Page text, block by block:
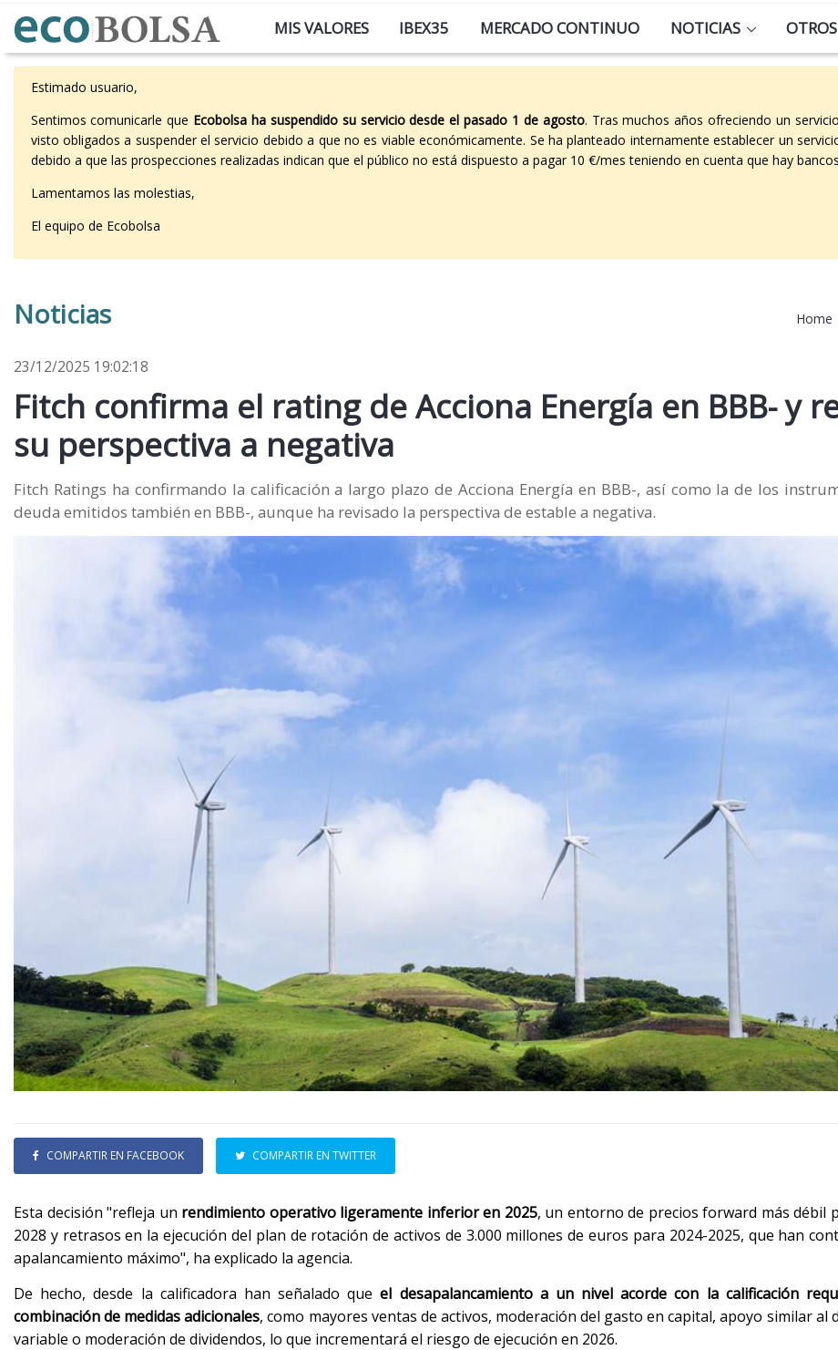
MIS VALORES IBEX35 MERCADO CONTINUO NOTICIAS OTROS
Estimado usuario,
Sentimos comunicarle que Ecobolsa ha suspendido su servicio desde el pasado 1 de agosto. Tras muchos años ofreciendo un
visto obligados a suspender el servicio debido a que no es viable económicamente. Se ha planteado internamente establecer un
debido a que las prospecciones realizadas indican que el público no está dispuesto a pagar 10 €/mes teniendo en cuenta que hay
Lamentamos las molestias,
El equipo de Ecobolsa
Noticias Home
23/12/2025 19:02:18
Fitch confirma el rating de Acciona Energía en BBB- y
su perspectiva a negativa
Fitch Ratings ha confirmando la calificación a largo plazo de Acciona Energía en BBB-, así como la de los
deuda emitidos también en BBB-, aunque ha revisado la perspectiva de estable a negativa.
COMPARTIR EN FACEBOOK COMPARTIR EN TWITTER
Esta decisión "refleja un rendimiento operativo ligeramente inferior en 2025, un entorno de precios forward más débil
2028 y retrasos en la ejecución del plan de rotación de activos de 3.000 millones de euros para 2024-2025, que han
apalancamiento máximo", ha explicado la agencia.
De hecho, desde la calificadora han señalado queel desapalancamiento a un nivel acorde con la calificación
combinación de medidas adicionales, como mayores ventas de activos, moderación del gasto en capital, apoyo similar al
variable o moderación de dividendos, lo que incrementará el riesgo de ejecución en 2026.